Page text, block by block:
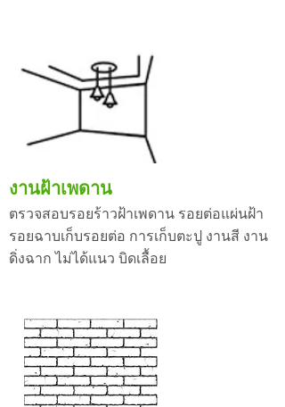
งานฝ้าเพดาน
ตรวจสอบรอยร้าวฝ้าเพดาน รอยต่อแผ่นฝ้า
รอยฉาบเก็บรอยต่อ การเก็บตะปู งานสี งาน
ดิ่งฉาก ไม่ได้แนว บิดเลื้อย